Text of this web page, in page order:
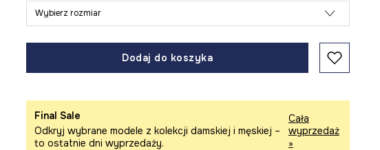
Wybierz rozmiar
Dodaj do koszyka
Final Sale
Odkryj wybrane modele z kolekcji damskiej i męskiej –
to ostatnie dni wyprzedaży.
Cała
wyprzedaż
»